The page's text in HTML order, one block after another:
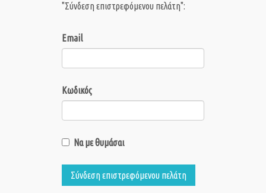
"Σύνδεση επιστρεφόμενου πελάτη":
Email
Κωδικός
Να με θυμάσαι
Σύνδεση επιστρεφόμενου πελάτη